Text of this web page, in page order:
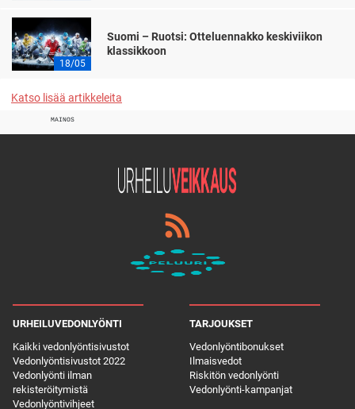
18/05
Suomi – Ruotsi: Otteluennakko keskiviikon
klassikkoon
Katso lisää artikkeleita
MAINOS
URHEILUVEDONLYÖNTI
Kaikki vedonlyöntisivustot
Vedonlyöntisivustot 2022
Vedonlyönti ilman
rekisteröitymistä
Vedonlyöntivihjeet
TARJOUKSET
Vedonlyöntibonukset
Ilmaisvedot
Riskitön vedonlyönti
Vedonlyönti-kampanjat